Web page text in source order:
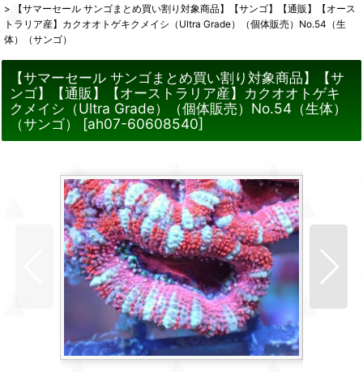
>
【サマーセール サンゴまとめ買い割り対象商品】【サンゴ】【通販】【オース
トラリア産】カクオオトゲキクメイシ（Ultra Grade）（個体販売）No.54（生
体）（サンゴ）
【サマーセール サンゴまとめ買い割り対象商品】【サ
ンゴ】【通販】【オーストラリア産】カクオオトゲキ
クメイシ（Ultra Grade）（個体販売）No.54（生体）
（サンゴ）
[ah07-60608540]